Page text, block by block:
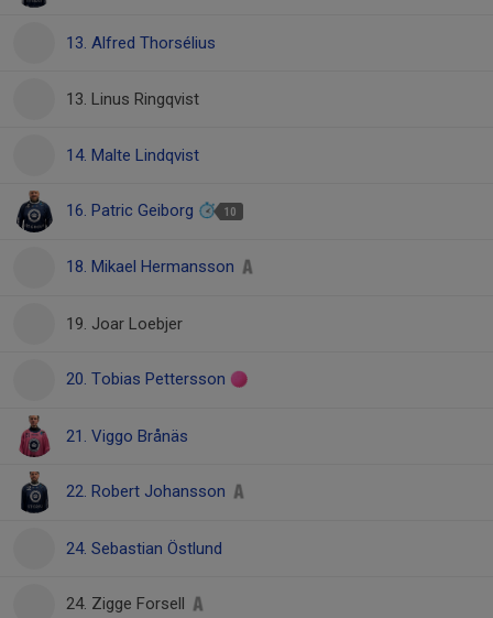
13. Alfred Thorsélius
13. Linus Ringqvist
14. Malte Lindqvist
16. Patric Geiborg 10
18. Mikael Hermansson
19. Joar Loebjer
20. Tobias Pettersson
21. Viggo Brånäs
22. Robert Johansson
24. Sebastian Östlund
24. Zigge Forsell